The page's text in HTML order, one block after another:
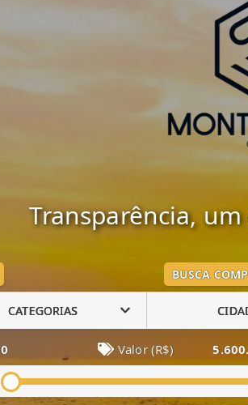
Transparência,
BUSCA
CATEGORIAS
0 Valor (R$)